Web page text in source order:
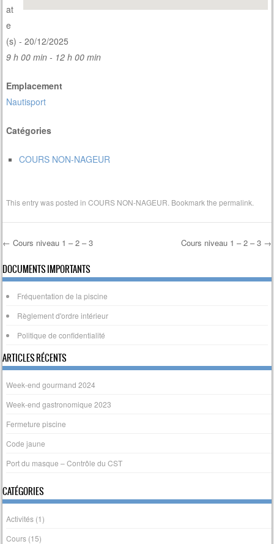
at
e
(s) - 20/12/2025
9 h 00 min - 12 h 00 min
Emplacement
Nautisport
Catégories
COURS NON-NAGEUR
This entry was posted inCOURS NON-NAGEUR . Bookmark thepermalink
Post navigation
← Cours niveau 1 – 2 – 3 Cours niveau 1 – 2 – 3 →
DOCUMENTS IMPORTANTS
Fréquentation de la piscine
Règlement d'ordre intérieur
Politique de confidentialité
ARTICLES RÉCENTS
Week-end gourmand 2024
Week-end gastronomique 2023
Fermeture piscine
Code jaune
Port du masque – Contrôle du CST
CATÉGORIES
Activités (1)
Cours (15)